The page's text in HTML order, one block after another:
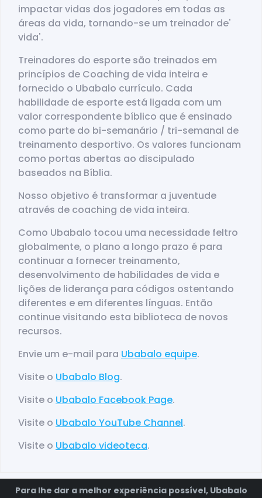
impactar vidas dos jogadores em todas as
áreas da vida, tornando-se um treinador de'
vida'.
Treinadores do esporte são treinados em
princípios de Coaching de vida inteira e
fornecido o Ubabalo currículo. Cada
habilidade de esporte está ligada com um
valor correspondente bíblico que é ensinado
como parte do bi-semanário / tri-semanal de
treinamento desportivo. Os valores funcionam
como portas abertas ao discipulado
baseados na Bíblia.
Nosso objetivo é transformar a juventude
através de coaching de vida inteira.
Como Ubabalo tocou uma necessidade feltro
globalmente, o plano a longo prazo é para
continuar a fornecer treinamento,
desenvolvimento de habilidades de vida e
lições de liderança para códigos ostentando
diferentes e em diferentes línguas. Então
continue visitando esta biblioteca de novos
recursos.
Envie um e-mail para Ubabalo equipe.
Visite o Ubabalo Blog.
Visite o Ubabalo Facebook Page.
Visite o Ubabalo YouTube Channel.
Visite o Ubabalo videoteca.
Conteúdo
Para lhe dar a melhor experiência possível, Ubabalo